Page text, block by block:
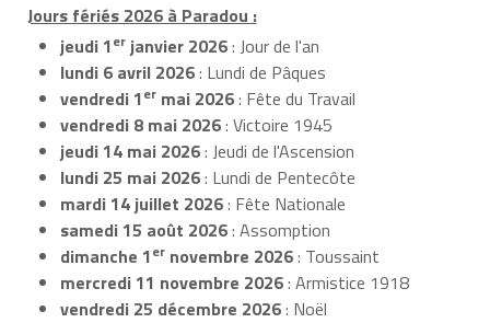
Jours fériés 2026 à Paradou :
jeudi 1er janvier 2026: Jour de l'an
lundi 6 avril 2026: Lundi de Pâques
vendredi 1er mai 2026: Fête du Travail
vendredi 8 mai 2026: Victoire 1945
jeudi 14 mai 2026: Jeudi de l'Ascension
lundi 25 mai 2026: Lundi de Pentecôte
mardi 14 juillet 2026: Fête Nationale
samedi 15 août 2026: Assomption
dimanche 1er novembre 2026: Toussaint
mercredi 11 novembre 2026: Armistice 1918
vendredi 25 décembre 2026: Noël